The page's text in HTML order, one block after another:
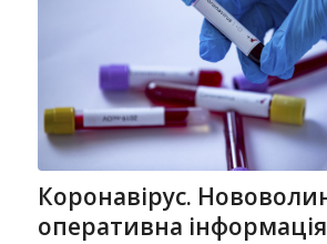
Коронавірус.
оперативна